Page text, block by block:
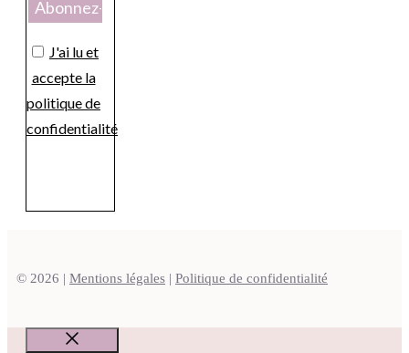
J'ai lu et
accepte la
politique de
confidentialité
© 2026 | Mentions légales | Politique de confidentialité